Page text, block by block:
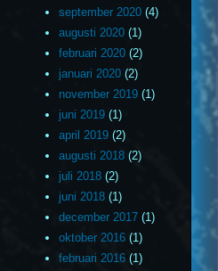
september 2020 (4)
augusti 2020 (1)
februari 2020 (2)
januari 2020 (2)
november 2019 (1)
juni 2019 (1)
april 2019 (2)
augusti 2018 (2)
juli 2018 (2)
juni 2018 (1)
december 2017 (1)
oktober 2016 (1)
februari 2016 (1)